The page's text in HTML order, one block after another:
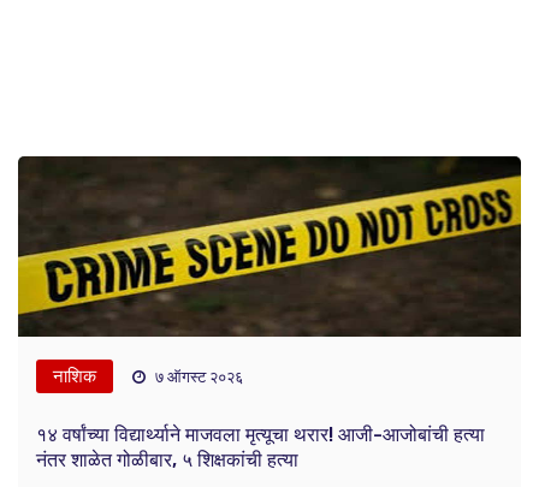
नाशिक ७ ऑगस्ट २०२६
१४ वर्षांच्या विद्यार्थ्याने माजवला मृत्यूचा थरार! आजी-आजोबांची हत्या
नंतर शाळेत गोळीबार, ५ शिक्षकांची हत्या